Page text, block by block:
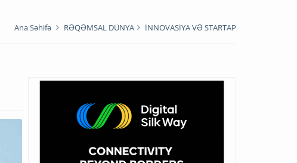
Ana Səhifə RƏQƏMSAL DÜNYA İNNOVASİYA VƏ STARTAP